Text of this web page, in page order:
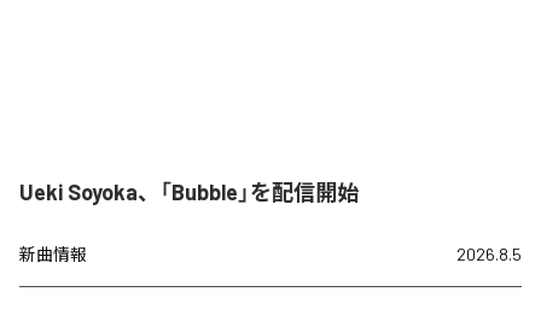
Ueki Soyoka、「Bubble」を配信開始
新曲情報 2026.8.5